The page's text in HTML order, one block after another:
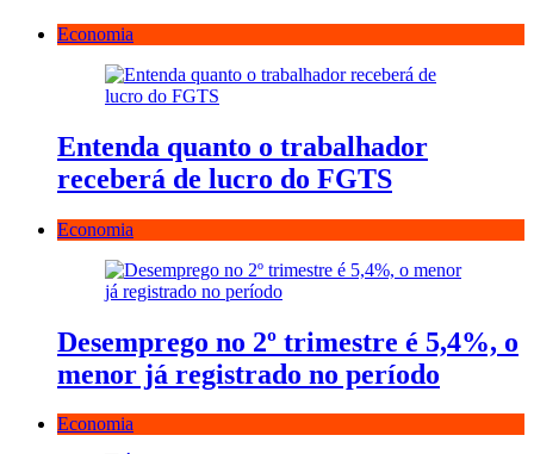
Economia
Entenda quanto o trabalhador
receberá de lucro do FGTS
Economia
Desemprego no 2º trimestre é 5,4%, o
menor já registrado no período
Economia